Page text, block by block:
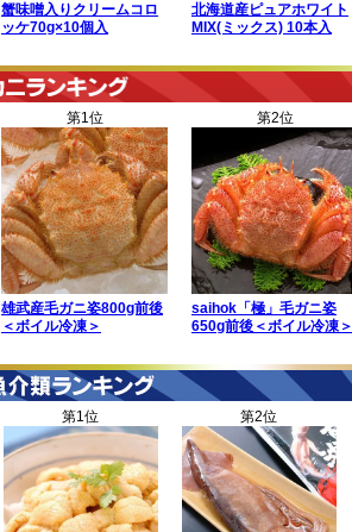
蟹味噌入りクリームコロ
ッケ70g×10個入
北海道産ピュアホワイト
MIX(ミックス) 10本入
第1位
雄武産毛ガニ姿800g前後
＜ボイル冷凍＞
第2位
saihok「極」毛ガニ姿
650g前後＜ボイル冷凍＞
第1位 第2位